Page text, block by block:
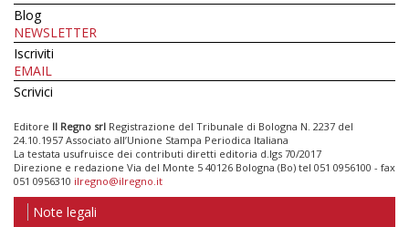
Blog
NEWSLETTER
Iscriviti
EMAIL
Scrivici
Editore Il Regno srl Registrazione del Tribunale di Bologna N. 2237 del
24.10.1957 Associato all’Unione Stampa Periodica Italiana
La testata usufruisce dei contributi diretti editoria d.lgs 70/2017
Direzione e redazione Via del Monte 5 40126 Bologna (Bo) tel 051 0956100 - fax
051 0956310 ilregno@ilregno.it
Note legali